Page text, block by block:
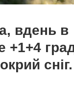
вдень в
+1+4
сніг.